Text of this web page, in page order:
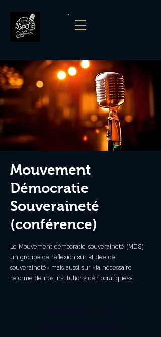
Mouvement
Démocratie
Souveraineté
(conférence)
Le Mouvement démocratie-souveraineté (MDS),
un groupe de réflexion sur «l'idée de
souveraineté» mais aussi sur «la nécessaire
réforme de nos institutions démocratiques».